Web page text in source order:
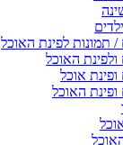
תמונות לפינת האוכל
האוכל
אוכל
האוכל